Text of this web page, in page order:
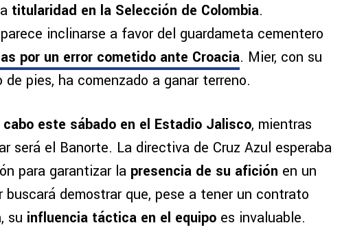
titularidad en la Selección de Colombia.
inclinarse a favor del guardameta cementero
por un error cometido ante Croacia. Mier, con su
pies, ha comenzado a ganar terreno.
este sábado en el Estadio Jalisco, mientras
será el Banorte. La directiva de Cruz Azul esperaba
para garantizar la presencia de su afición en un
demostrar que, pese a tener un contrato
su influencia táctica en el equipo es invaluable.